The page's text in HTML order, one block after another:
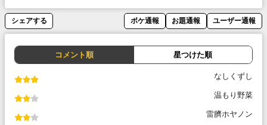
シェアする ボケ通報 お題通報 ユーザー通報
コメント順 星つけた順
なしくずし
温もり野菜
雷臍ホヤノン